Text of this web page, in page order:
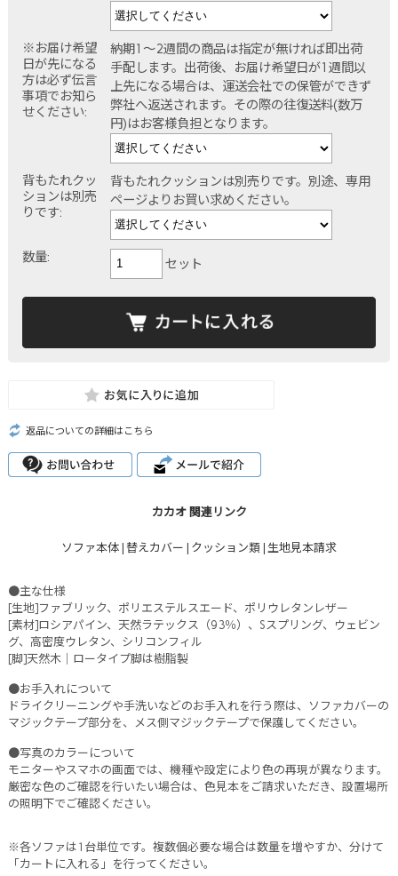
※お届け希望
日が先になる
方は必ず伝言
事項でお知ら
せください:
納期1～2週間の商品は指定が無ければ即出荷
手配します。出荷後、お届け希望日が1週間以
上先になる場合は、運送会社での保管ができず
弊社へ返送されます。その際の往復送料(数万
円)はお客様負担となります。
背もたれクッ
ションは別売
りです:
背もたれクッションは別売りです。別途、専用
ページよりお買い求めください。
数量: セット
返品についての詳細はこちら
カカオ 関連リンク
ソファ本体 替えカバー クッション類 生地見本請求
●主な仕様
[生地]ファブリック、ポリエステルスエード、ポリウレタンレザー
[素材]ロシアパイン、天然ラテックス（93％）、Sスプリング、ウェビン
グ、高密度ウレタン、シリコンフィル
[脚]天然木｜ロータイプ脚は樹脂製
●お手入れについて
ドライクリーニングや手洗いなどのお手入れを行う際は、ソファカバーの
マジックテープ部分を、メス側マジックテープで保護してください。
●写真のカラーについて
モニターやスマホの画面では、機種や設定により色の再現が異なります。
厳密な色のご確認を行いたい場合は、色見本をご請求いただき、設置場所
の照明下でご確認ください。
※各ソファは1台単位です。複数個必要な場合は数量を増やすか、分けて
「カートに入れる」を行ってください。